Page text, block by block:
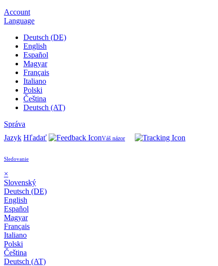
Account
Language
Deutsch (DE)
English
Español
Magyar
Français
Italiano
Polski
Čeština
Deutsch (AT)
Správa
Jazyk Hľadať Váš názor
Sledovanie
×
Slovenský
Deutsch (DE)
English
Español
Magyar
Français
Italiano
Polski
Čeština
Deutsch (AT)